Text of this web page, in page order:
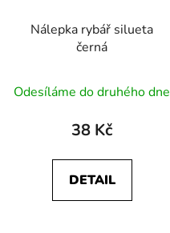
Nálepka rybář silueta
černá
Odesíláme do druhého dne
38 Kč
DETAIL